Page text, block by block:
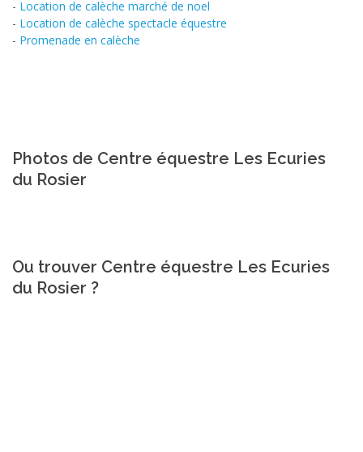
- Location de calèche marché de noel
- Location de calèche spectacle équestre
- Promenade en calèche
Photos de Centre équestre Les Ecuries
du Rosier
Ou trouver Centre équestre Les Ecuries
du Rosier ?